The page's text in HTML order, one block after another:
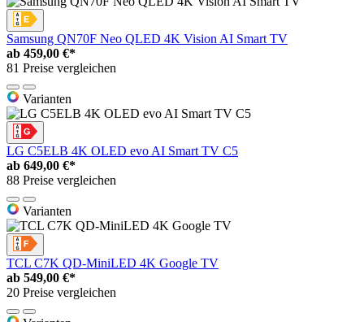
Samsung QN70F Neo QLED 4K Vision AI Smart TV
ab 459,00 €*
81 Preise vergleichen
Varianten
LG C5ELB 4K OLED evo AI Smart TV C5
ab 649,00 €*
88 Preise vergleichen
Varianten
TCL C7K QD-MiniLED 4K Google TV
ab 549,00 €*
20 Preise vergleichen